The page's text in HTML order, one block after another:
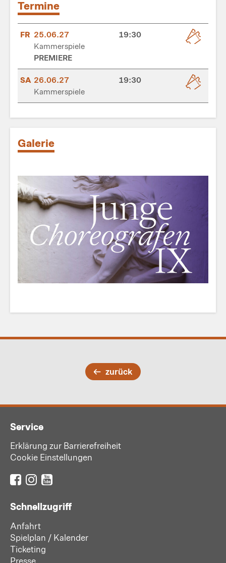
Termine
FR 25.06.27
19:30
Kammerspiele
PREMIERE
SA 26.06.27
19:30
Kammerspiele
Galerie
zurück
Service
Erklärung zur Barrierefreiheit
Cookie Einstellungen
Schnellzugriff
Anfahrt
Spielplan / Kalender
Ticketing